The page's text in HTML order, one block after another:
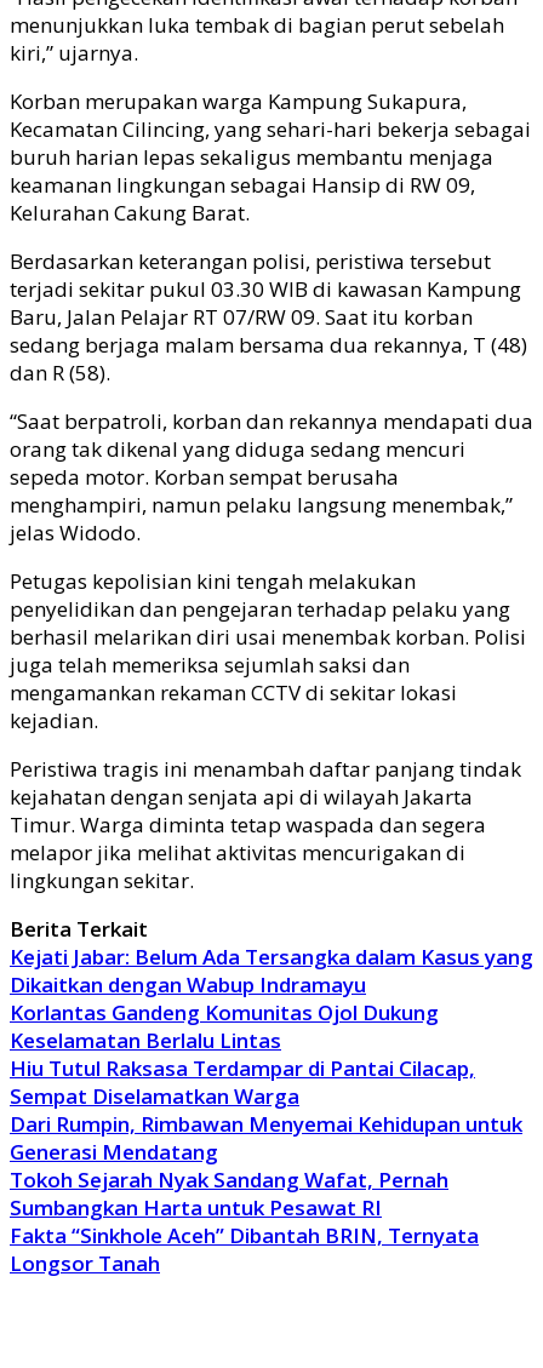
menunjukkan luka tembak di bagian perut sebelah
kiri,” ujarnya.
Korban merupakan warga Kampung Sukapura,
Kecamatan Cilincing, yang sehari-hari bekerja sebagai
buruh harian lepas sekaligus membantu menjaga
keamanan lingkungan sebagai Hansip di RW 09,
Kelurahan Cakung Barat.
Berdasarkan keterangan polisi, peristiwa tersebut
terjadi sekitar pukul 03.30 WIB di kawasan Kampung
Baru, Jalan Pelajar RT 07/RW 09. Saat itu korban
sedang berjaga malam bersama dua rekannya, T (48)
dan R (58).
“Saat berpatroli, korban dan rekannya mendapati dua
orang tak dikenal yang diduga sedang mencuri
sepeda motor. Korban sempat berusaha
menghampiri, namun pelaku langsung menembak,”
jelas Widodo.
Petugas kepolisian kini tengah melakukan
penyelidikan dan pengejaran terhadap pelaku yang
berhasil melarikan diri usai menembak korban. Polisi
juga telah memeriksa sejumlah saksi dan
mengamankan rekaman CCTV di sekitar lokasi
kejadian.
Peristiwa tragis ini menambah daftar panjang tindak
kejahatan dengan senjata api di wilayah Jakarta
Timur. Warga diminta tetap waspada dan segera
melapor jika melihat aktivitas mencurigakan di
lingkungan sekitar.
Berita Terkait
Kejati Jabar: Belum Ada Tersangka dalam Kasus yang
Dikaitkan dengan Wabup Indramayu
Korlantas Gandeng Komunitas Ojol Dukung
Keselamatan Berlalu Lintas
Hiu Tutul Raksasa Terdampar di Pantai Cilacap,
Sempat Diselamatkan Warga
Dari Rumpin, Rimbawan Menyemai Kehidupan untuk
Generasi Mendatang
Tokoh Sejarah Nyak Sandang Wafat, Pernah
Sumbangkan Harta untuk Pesawat RI
Fakta “Sinkhole Aceh” Dibantah BRIN, Ternyata
Longsor Tanah